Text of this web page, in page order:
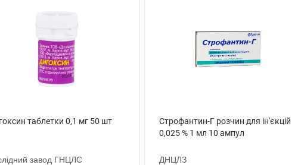
таблетки 0,1 мг 50 шт
завод ГНЦЛС
Строфантин-Г розчин для ін'єкцій
0,025 % 1 мл 10 ампул
ДНЦЛЗ